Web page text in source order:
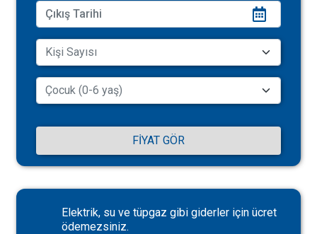
FIYAT GÖR
Elektrik, su ve tüpgaz gibi giderler için ücret
ödemezsiniz.